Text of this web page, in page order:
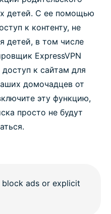
детей. С ее помощью
к контенту, не
детей, в том числе
ExpressVPN
доступ к сайтам для
домочадцев от
эту функцию,
просто не будут